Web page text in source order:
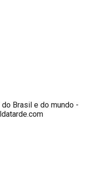
Brasil e do mundo -